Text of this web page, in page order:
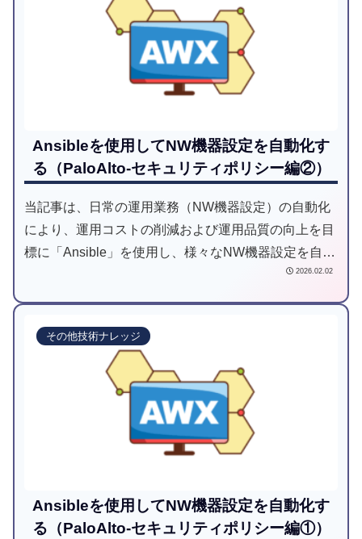
Ansibleを使用してNW機器設定を自動化す
る（PaloAlto-セキュリティポリシー編②）
当記事は、日常の運用業務（NW機器設定）の自動化
により、運用コストの削減および運用品質の向上を目
標に「Ansible」を使用し、様々なNW機器設定を自動
2026.02.02
その他技術ナレッジ
Ansibleを使用してNW機器設定を自動化す
る（PaloAlto-セキュリティポリシー編①）